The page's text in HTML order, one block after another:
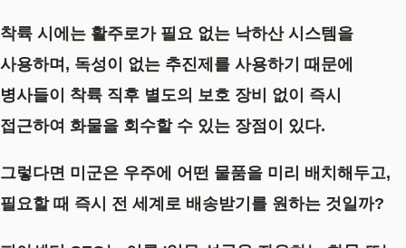
착륙 시에는 활주로가 필요 없는 낙하산 시스템을
사용하며, 독성이 없는 추진제를 사용하기 때문에
병사들이 착륙 직후 별도의 보호 장비 없이 즉시
접근하여 화물을 회수할 수 있는 장점이 있다.
그렇다면 미군은 우주에 어떤 물품을 미리 배치해두고,
필요할 때 즉시 전 세계로 배송받기를 원하는 것일까?